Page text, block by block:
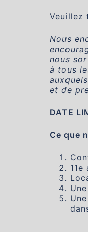
Veuillez
Nous
nous
à tous
et de
DATE
Ce que
11e